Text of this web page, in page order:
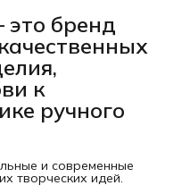
бренд
к
ручного
и современные
творческих идей.